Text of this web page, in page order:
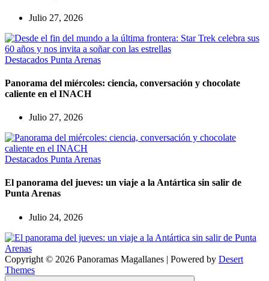
Julio 27, 2026
Destacados Punta Arenas
Panorama del miércoles: ciencia, conversación y chocolate
caliente en el INACH
Julio 27, 2026
Destacados Punta Arenas
El panorama del jueves: un viaje a la Antártica sin salir de
Punta Arenas
Julio 24, 2026
Copyright © 2026 Panoramas Magallanes | Powered by Desert
Themes